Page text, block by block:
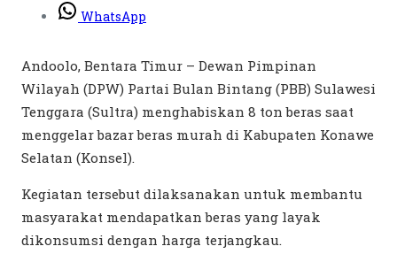
WhatsApp
Andoolo, Bentara Timur – Dewan Pimpinan
Wilayah (DPW) Partai Bulan Bintang (PBB) Sulawesi
Tenggara (Sultra) menghabiskan 8 ton beras saat
menggelar bazar beras murah di Kabupaten Konawe
Selatan (Konsel).
Kegiatan tersebut dilaksanakan untuk membantu
masyarakat mendapatkan beras yang layak
dikonsumsi dengan harga terjangkau.